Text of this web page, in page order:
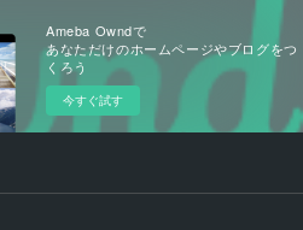
Ameba Owndで
あなただけのホームページやブログをつ
くろう
今すぐ試す